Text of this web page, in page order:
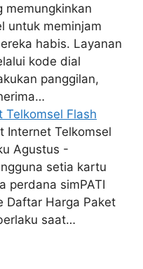
memungkinkan
untuk meminjam
habis. Layanan
kode dial
panggilan,
Telkomsel Flash
Internet Telkomsel
Agustus -
setia kartu
perdana simPATI
Daftar Harga Paket
saat…